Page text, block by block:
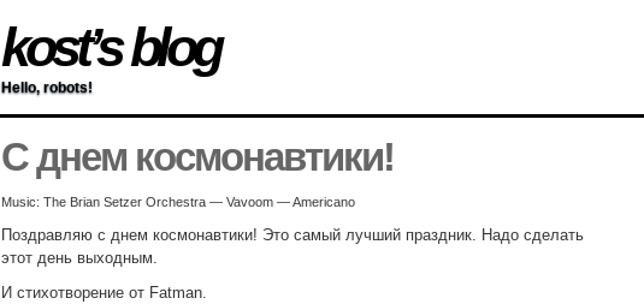
kost’s blog
Hello, robots!
С днем космонавтики!
Music: The Brian Setzer Orchestra — Vavoom — Americano
Поздравляю с днем космонавтики! Это самый лучший праздник. Надо сделать
этот день выходным.
И стихотворение от Fatman.